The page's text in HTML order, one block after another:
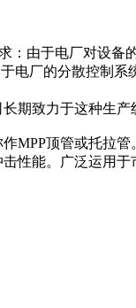
由于电厂对设
电厂的分散控制
期致力于这种生产
MPP顶管或托拉
性能。广泛运用